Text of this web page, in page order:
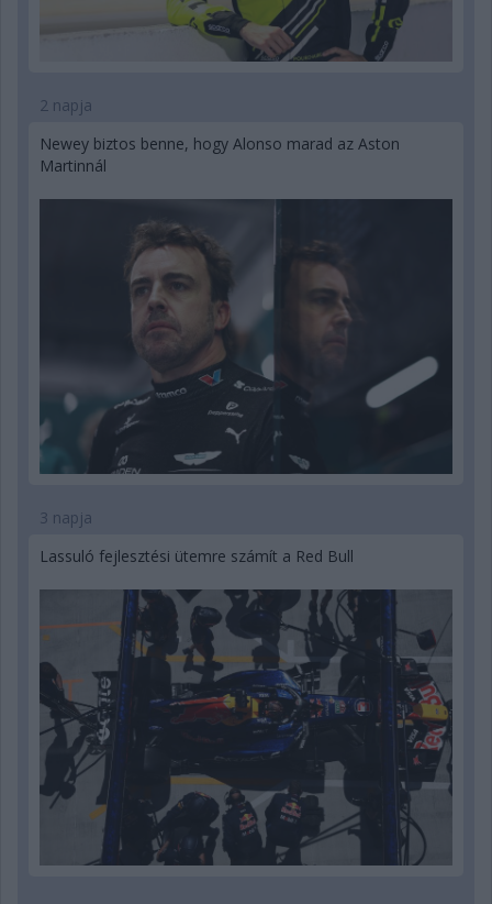
2 napja
Newey biztos benne, hogy Alonso marad az Aston
Martinnál
3 napja
Lassuló fejlesztési ütemre számít a Red Bull